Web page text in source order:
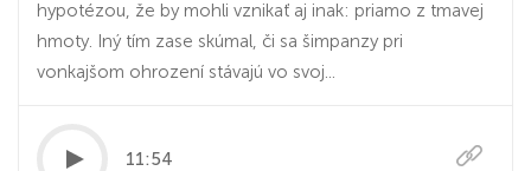
hypotézou, že by mohli vznikať aj inak: priamo z tmavej
hmoty. Iný tím zase skúmal, či sa šimpanzy pri
vonkajšom ohrození stávajú vo svoj...
11:54